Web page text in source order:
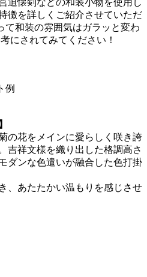
徴を詳しくご紹介させていただ
て和装の雰囲気はガラッと変わ
にされてみてください！
例
の花をメインに愛らしく咲き誇
吉祥文様を織り出した格調高さ
ダンな色遣いが融合した色打掛
、あたたかい温もりを感じさせ